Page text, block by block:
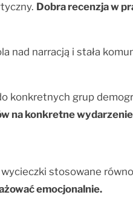
Dobra recenzja w
narracją i stała
konkretnych grup
na konkretne
stosowane
emocjonalnie.